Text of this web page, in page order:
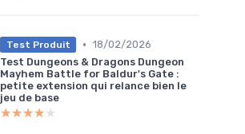
Test Produit • 18/02/2026
Test Dungeons & Dragons Dungeon
Mayhem Battle for Baldur's Gate :
petite extension qui relance bien le
jeu de base
★★★★★
★★★★★